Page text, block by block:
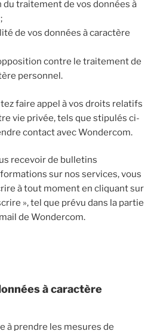
traitement de vos données à
de vos données à caractère
contre le traitement de
personnel.
faire appel à vos droits relatifs
vie privée, tels que stipulés ci-
contact avec Wondercom.
recevoir de bulletins
sur nos services, vous
à tout moment en cliquant sur
», tel que prévu dans la partie
de Wondercom.
à caractère
à prendre les mesures de